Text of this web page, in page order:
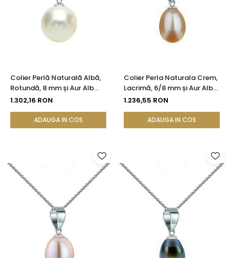
Colier Perlă Naturală Albă,
Rotundă, 8 mm și Aur Alb
14K (aur 585) | KASKADDA®
1.302,16 RON
ADAUGA IN COS
Colier Perla Naturala Crem,
Lacrimă, 6/8 mm și Aur Alb
14K (aur 585) | KASKADDA®
1.236,55 RON
ADAUGA IN COS